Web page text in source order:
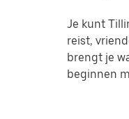
Je kunt
reist,
brengt je
beginnen